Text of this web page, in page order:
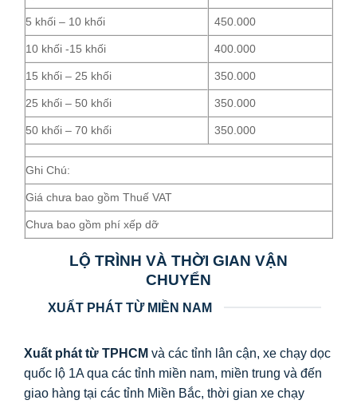
5 khối – 10 khối 450.000
10 khối -15 khối 400.000
15 khối – 25 khối 350.000
25 khối – 50 khối 350.000
50 khối – 70 khối 350.000
Ghi Chú:
Giá chưa bao gồm Thuế VAT
Chưa bao gồm phí xếp dỡ
LỘ TRÌNH VÀ THỜI GIAN VẬN
CHUYỂN
XUẤT PHÁT TỪ MIỀN NAM
Xuất phát từ TPHCM và các tỉnh lân cận, xe chạy dọc
quốc lộ 1A qua các tỉnh miền nam, miền trung và đến
giao hàng tại các tỉnh Miền Bắc, thời gian xe chạy